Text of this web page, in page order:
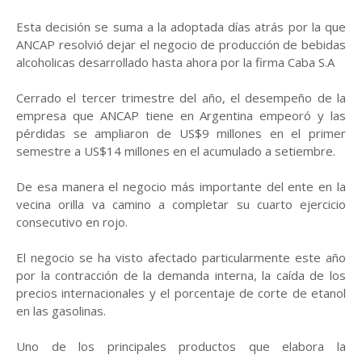
Esta decisión se suma a la adoptada días atrás por la que
ANCAP resolvió dejar el negocio de producción de bebidas
alcoholicas desarrollado hasta ahora por la firma Caba S.A
Cerrado el tercer trimestre del año, el desempeño de la
empresa que ANCAP tiene en Argentina empeoró y las
pérdidas se ampliaron de US$9 millones en el primer
semestre a US$14 millones en el acumulado a setiembre.
De esa manera el negocio más importante del ente en la
vecina orilla va camino a completar su cuarto ejercicio
consecutivo en rojo.
El negocio se ha visto afectado particularmente este año
por la contracción de la demanda interna, la caída de los
precios internacionales y el porcentaje de corte de etanol
en las gasolinas.
Uno de los principales productos que elabora la